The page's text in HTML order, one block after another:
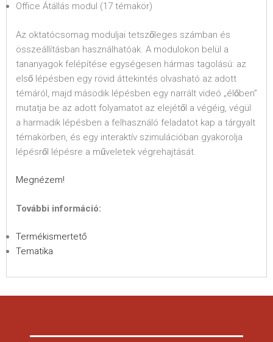
Office Átállás modul (17 témakör)
Az oktatócsomag moduljai tetszőleges számban és
összeállításban használhatóak. A modulokon belül a
tananyagok felépítése egységesen hármas tagolású: az
első lépésben egy rövid áttekintés olvasható az adott
témáról, majd második lépésben egy narrált videó „élőben”
mutatja be az adott folyamatot az elejétől a végéig, végül
a harmadik lépésben a felhasználó feladatot kap a tárgyalt
témakörben, és egy interaktív szimulációban gyakorolja
lépésről lépésre a műveletek végrehajtását.
Megnézem!
További információ:
Termékismertető
Tematika